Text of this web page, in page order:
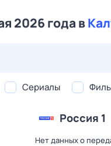
2026 года в
Сериалы
Россия 1
Нет данных о